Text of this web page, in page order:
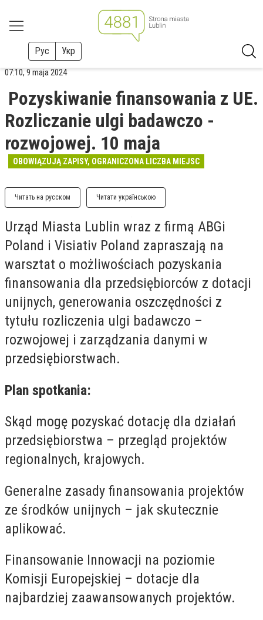
Рус Укр
07:10, 9 maja 2024
Pozyskiwanie finansowania z UE.
Rozliczanie ulgi badawczo -
rozwojowej. 10 maja
OBOWIĄZUJĄ ZAPISY, OGRANICZONA LICZBA MIEJSC
Читать на русском Читати українською
Urząd Miasta Lublin wraz z firmą ABGi
Poland i Visiativ Poland zapraszają na
warsztat o możliwościach pozyskania
finansowania dla przedsiębiorców z dotacji
unijnych, generowania oszczędności z
tytułu rozliczenia ulgi badawczo –
rozwojowej i zarządzania danymi w
przedsiębiorstwach.
Plan spotkania:
Skąd mogę pozyskać dotację dla działań
przedsiębiorstwa – przegląd projektów
regionalnych, krajowych.
Generalne zasady finansowania projektów
ze środków unijnych – jak skutecznie
aplikować.
Finansowanie Innowacji na poziomie
Komisji Europejskiej – dotacje dla
najbardziej zaawansowanych projektów.